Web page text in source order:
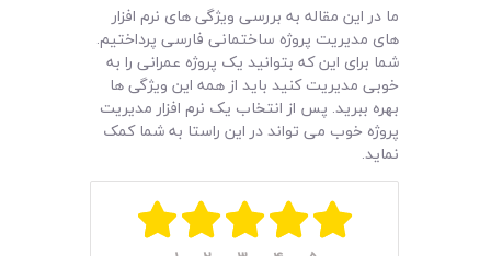
ما در این مقاله به بررسی ویژگی های نرم افزار
های مدیریت پروژه ساختمانی فارسی پرداختیم.
شما برای این که بتوانید یک پروژه عمرانی را به
خوبی مدیریت کنید باید از همه این ویژگی ها
بهره ببرید. پس از انتخاب یک نرم افزار مدیریت
پروژه خوب می تواند در این راستا به شما کمک
نماید.